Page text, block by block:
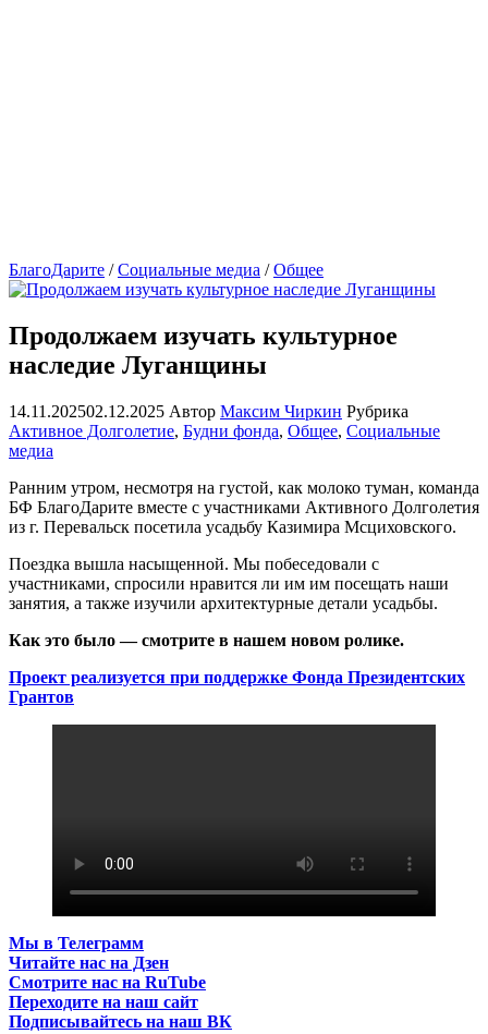
БлагоДарите /Социальные медиа /Общее
Продолжаем изучать культурное
наследие Луганщины
14.11.202502.12.2025 Автор Максим Чиркин Рубрика
Активное Долголетие, Будни фонда, Общее, Социальные
медиа
Ранним утром, несмотря на густой, как молоко туман, команда
БФ БлагоДарите вместе с участниками Активного Долголетия
из г. Перевальск посетила усадьбу Казимира Мсциховского.
Поездка вышла насыщенной. Мы побеседовали с
участниками, спросили нравится ли им им посещать наши
занятия, а также изучили архитектурные детали усадьбы.
Как это было — смотрите в нашем новом ролике.
Проект реализуется при поддержке Фонда Президентских
Грантов
Мы в Телеграмм
Читайте нас на Дзен
Смотрите нас на RuTube
Переходите на наш сайт
Подписывайтесь на наш ВК